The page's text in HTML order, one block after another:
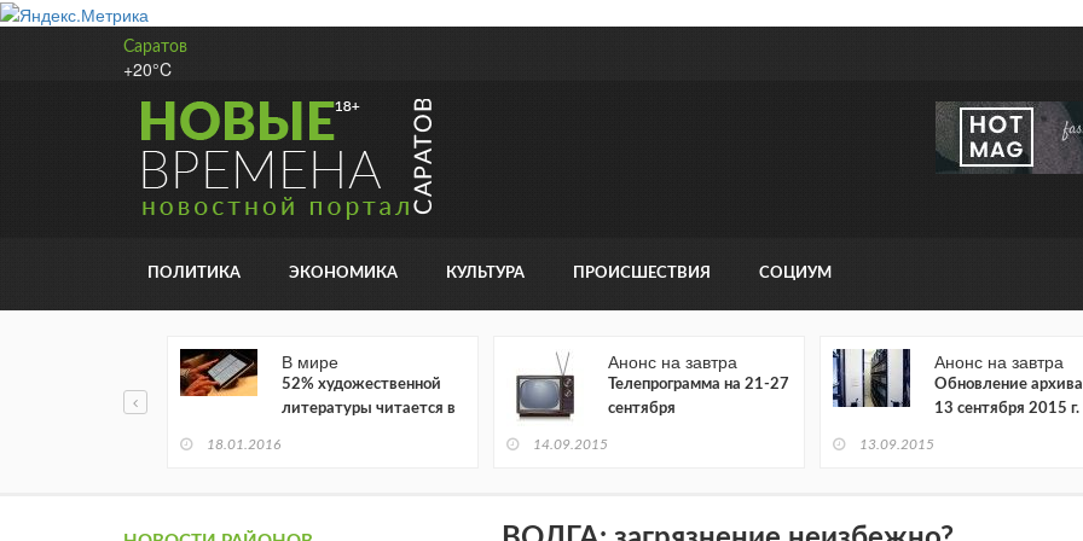
Саратов
+20°C
ПОЛИТИКА ЭКОНОМИКА КУЛЬТУРА ПРОИСШЕСТВИЯ СОЦИУМ
В мире
52% художественной
литературы читается в
18.01.2016
Анонс на завтра
Телепрограмма на 21-27
сентября
14.09.2015
Анонс на завтра
Обновление архива
13 сентября 2015 г.
13.09.2015